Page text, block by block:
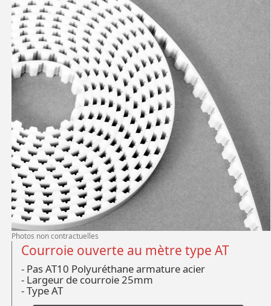
Photos non contractuelles
Courroie ouverte au mètre type AT
- Pas AT10 Polyuréthane armature acier
- Largeur de courroie 25mm
- Type AT